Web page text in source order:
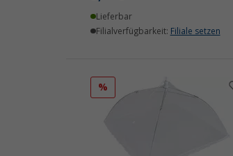
Lieferbar
Filialverfügbarkeit: Filiale setzen
%